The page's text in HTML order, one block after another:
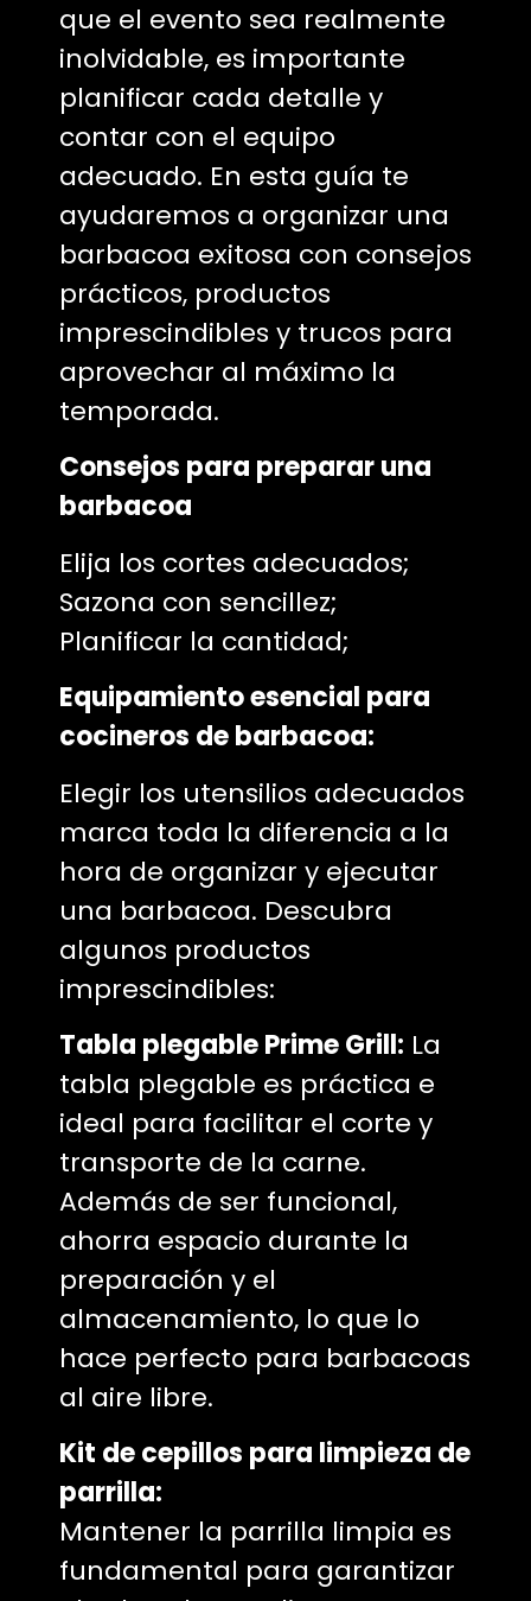
que el evento sea realmente
inolvidable, es importante
planificar cada detalle y
contar con el equipo
adecuado. En esta guía te
ayudaremos a organizar una
barbacoa exitosa con consejos
prácticos, productos
imprescindibles y trucos para
aprovechar al máximo la
temporada.
Consejos para preparar una
barbacoa
Elija los cortes adecuados;
Sazona con sencillez;
Planificar la cantidad;
Equipamiento esencial para
cocineros de barbacoa:
Elegir los utensilios adecuados
marca toda la diferencia a la
hora de organizar y ejecutar
una barbacoa. Descubra
algunos productos
imprescindibles:
Tabla plegable Prime Grill: La
tabla plegable es práctica e
ideal para facilitar el corte y
transporte de la carne.
Además de ser funcional,
ahorra espacio durante la
preparación y el
almacenamiento, lo que lo
hace perfecto para barbacoas
al aire libre.
Kit de cepillos para limpieza de
parrilla:
Mantener la parrilla limpia es
fundamental para garantizar